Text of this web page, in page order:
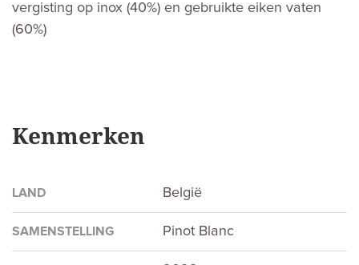
vergisting op inox (40%) en gebruikte eiken vaten
(60%)
Kenmerken
LAND België
SAMENSTELLING Pinot Blanc